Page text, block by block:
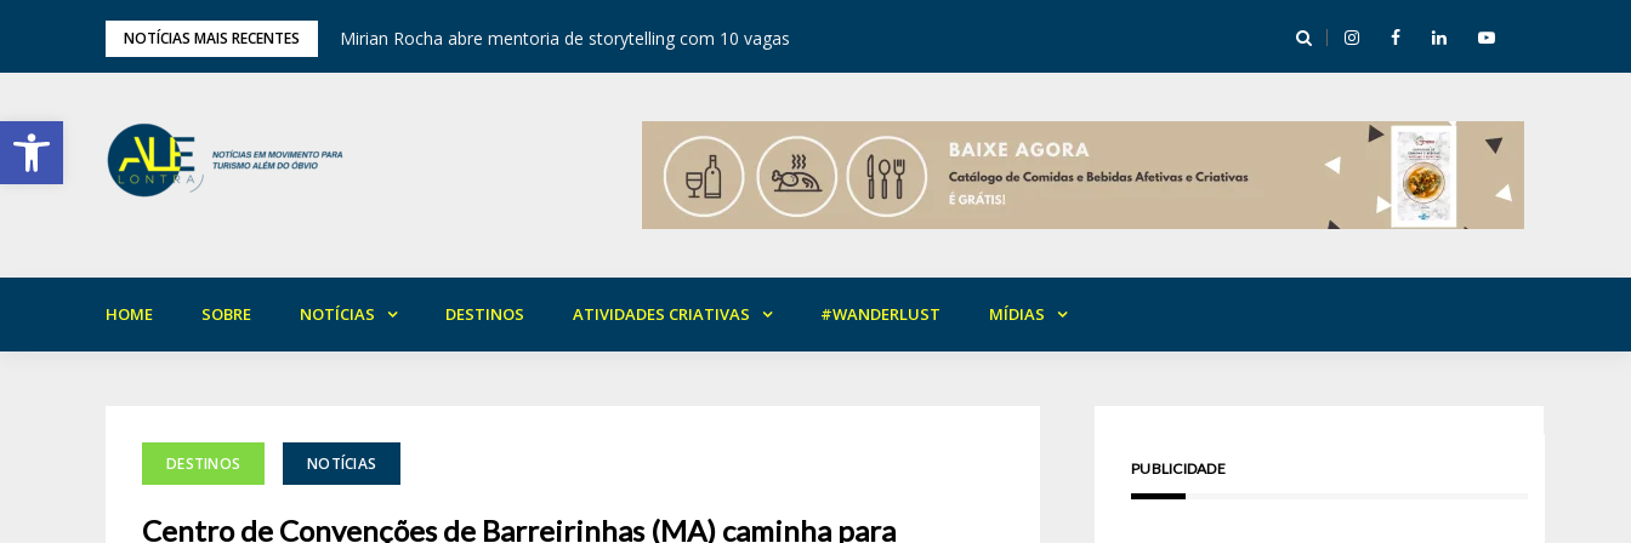
Barra de Ferramentas Aberta
NOTÍCIAS MAIS RECENTES
em Areia Mirian Rocha abre mentoria de storytelling com 10 vagas Festival de Inverno nas Serras abre temporada cultural em Cuité
HOME SOBRE NOTÍCIAS DESTINOS ATIVIDADES CRIATIVAS #WANDERLUST MÍDIAS
DESTINOS NOTÍCIAS
Centro de Convenções de Barreirinhas (MA) caminha para
PUBLICIDADE